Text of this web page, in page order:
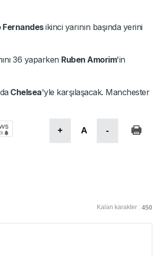
Fernandesikinci yarının başında yerini
36 yaparken Ruben Amorim'in
Chelsea'yle karşılaşacak. Manchester
+ A -
Kalan karakter : 450